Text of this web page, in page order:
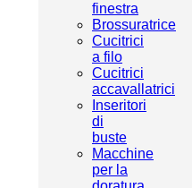
finestra
Brossuratrice
Cucitrici
a filo
Cucitrici
accavallatrici
Inseritori
di
buste
Macchine
per la